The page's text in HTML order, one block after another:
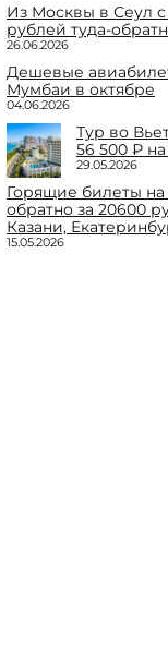
Из Москвы в Сеул
рублей туда-
26.06.2026
Дешевые
Мумбаи в октябре
04.06.2026
Тур во
56 500 ₽
29.05.2026
Горящие билеты на
обратно за 20600
Казани,
15.05.2026